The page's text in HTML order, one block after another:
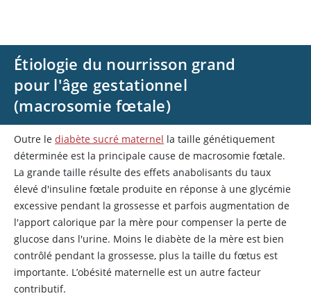
Étiologie du nourrisson grand
pour l'âge gestationnel
(macrosomie fœtale)
Outre le diabète sucré maternel la taille génétiquement
déterminée est la principale cause de macrosomie fœtale.
La grande taille résulte des effets anabolisants du taux
élevé d'insuline fœtale produite en réponse à une glycémie
excessive pendant la grossesse et parfois augmentation de
l'apport calorique par la mère pour compenser la perte de
glucose dans l'urine. Moins le diabète de la mère est bien
contrôlé pendant la grossesse, plus la taille du fœtus est
importante. L’obésité maternelle est un autre facteur
contributif.